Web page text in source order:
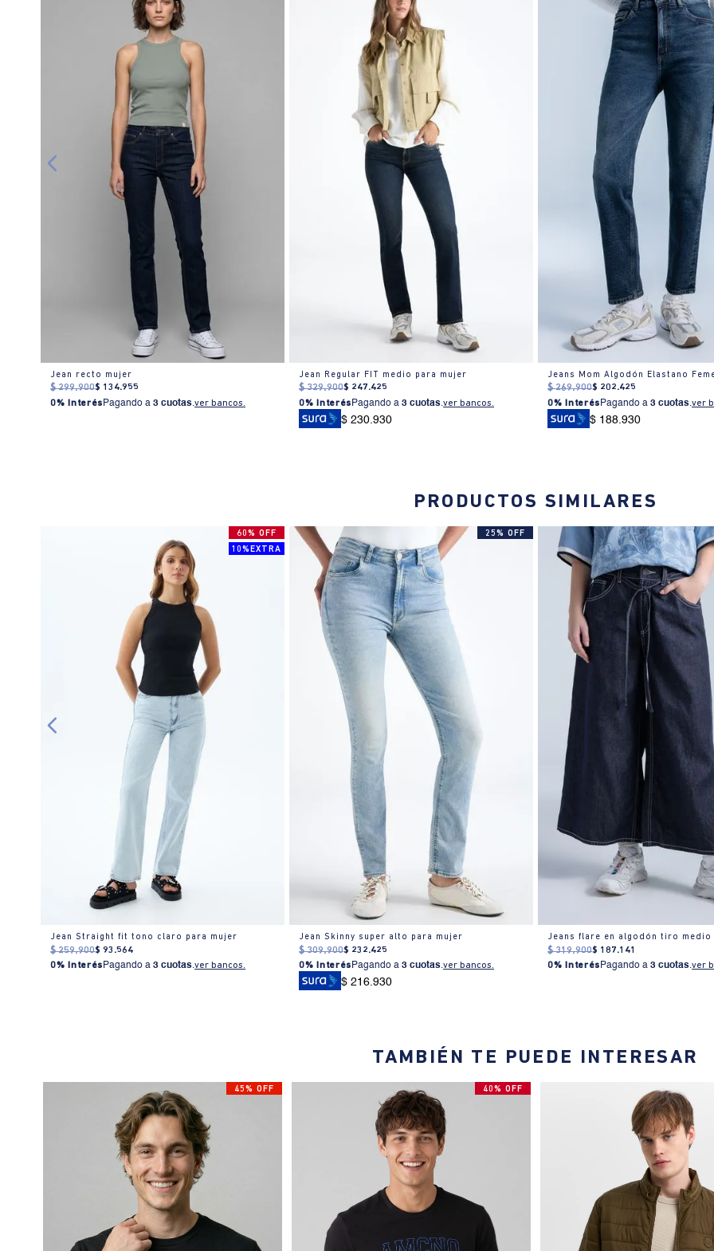
Jean recto mujer
$ 299.900$ 134.955
0% Interés Pagando a3 cuotas.ver bancos.
Jean Regular FIT medio para mujer
$ 329.900$ 247.425
0% Interés Pagando a3 cuotas.ver bancos.
$ 230.930
Jeans Mom Algodón Elastano
$ 269.900$ 202.425
0% Interés Pagando a3 cuotas.ver
$ 188.930
PRODUCTOS SIMILARES
60% OFF
10%EXTRA
Jean Straight fit tono claro para mujer
$ 259.900$ 93 .564
0% Interés Pagando a3 cuotas.ver bancos.
25% OFF
Jean Skinny super alto para mujer
$ 309.900$ 232.425
0% Interés Pagando a3 cuotas.ver bancos.
$ 216.930
Jeans flare en algodón tiro medio
$ 319.900$ 187.141
0% Interés Pagando a3 cuotas.ver
TAMBIÉN TE PUEDE INTERESAR
45% OFF 40% OFF